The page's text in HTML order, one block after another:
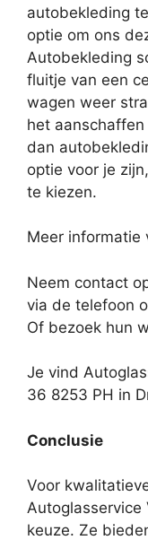
autobekleding
optie om ons
Autobekleding
fluitje van een
wagen weer
het
dan
optie voor je
te kiezen.
Meer informatie
Neem contact
via de telefoon
Of bezoek hun
Je vind
36 8253 PH in
Conclusie
Voor
Autoglasservice
keuze. Ze